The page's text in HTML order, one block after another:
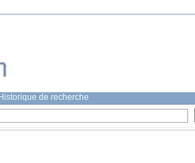
Historique de recherche